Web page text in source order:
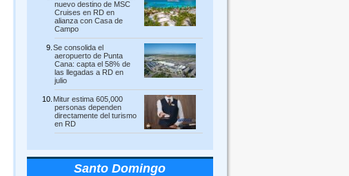
nuevo destino de MSC
Cruises en RD en
alianza con Casa de
Campo
Se consolida el
aeropuerto de Punta
Cana: capta el 58% de
las llegadas a RD en
julio
Mitur estima 605,000
personas dependen
directamente del turismo
en RD
Santo Domingo